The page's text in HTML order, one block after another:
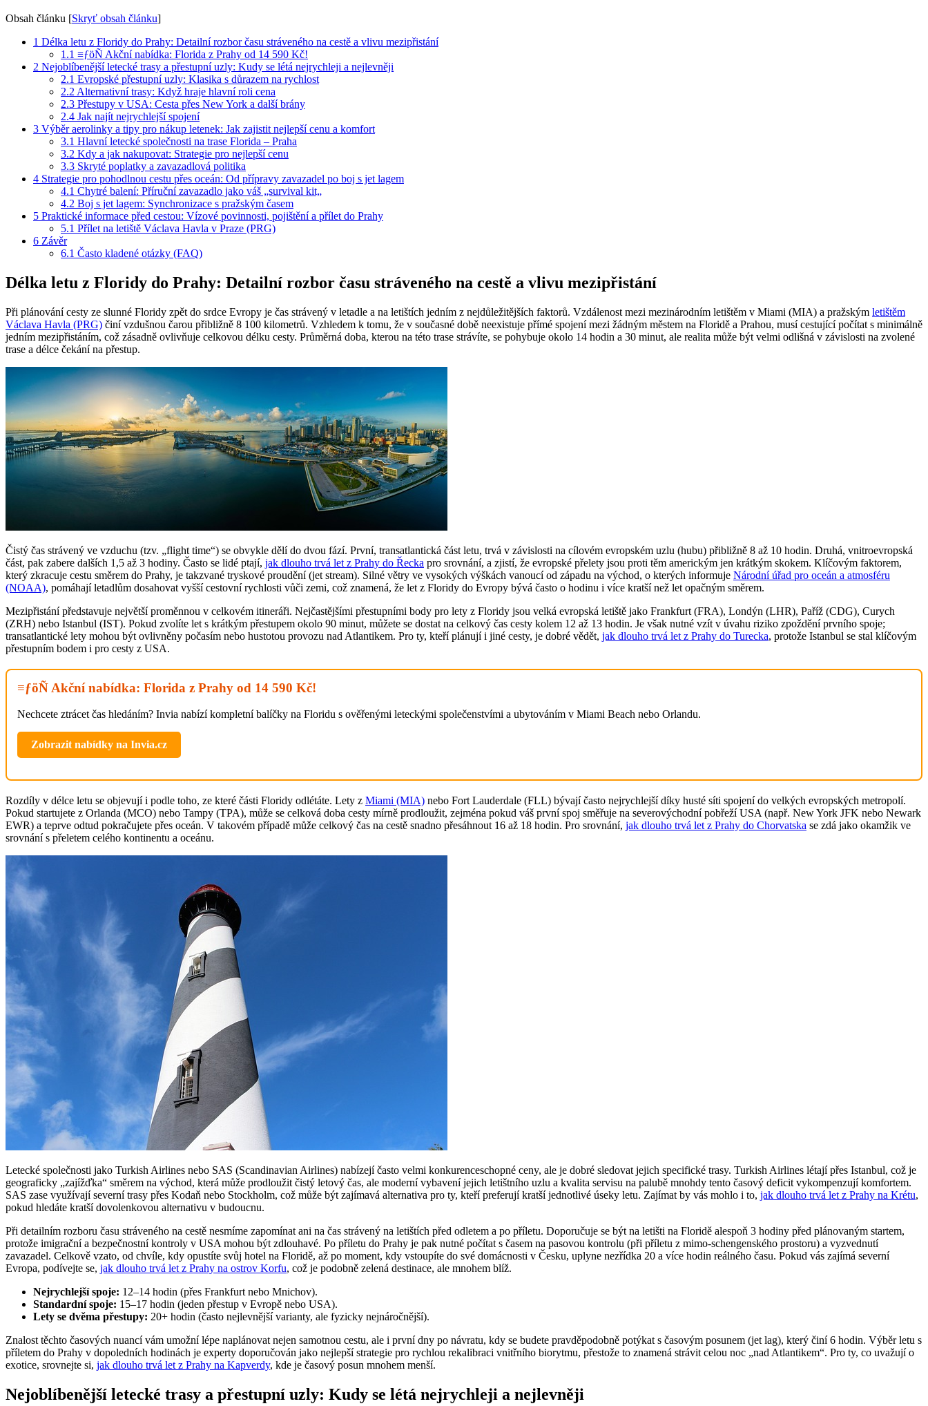
Obsah článku [Skryť obsah článku]
1 Délka letu z Floridy do Prahy: Detailní rozbor času stráveného na cestě a vlivu mezipřistání
1.1 ≡ƒöÑ Akční nabídka: Florida z Prahy od 14 590 Kč!
2 Nejoblíbenější letecké trasy a přestupní uzly: Kudy se létá nejrychleji a nejlevněji
2.1 Evropské přestupní uzly: Klasika s důrazem na rychlost
2.2 Alternativní trasy: Když hraje hlavní roli cena
2.3 Přestupy v USA: Cesta přes New York a další brány
2.4 Jak najít nejrychlejší spojení
3 Výběr aerolinky a tipy pro nákup letenek: Jak zajistit nejlepší cenu a komfort
3.1 Hlavní letecké společnosti na trase Florida – Praha
3.2 Kdy a jak nakupovat: Strategie pro nejlepší cenu
3.3 Skryté poplatky a zavazadlová politika
4 Strategie pro pohodlnou cestu přes oceán: Od přípravy zavazadel po boj s jet lagem
4.1 Chytré balení: Příruční zavazadlo jako váš „survival kit„
4.2 Boj s jet lagem: Synchronizace s pražským časem
5 Praktické informace před cestou: Vízové povinnosti, pojištění a přílet do Prahy
5.1 Přílet na letiště Václava Havla v Praze (PRG)
6 Závěr
6.1 Často kladené otázky (FAQ)
Délka letu z Floridy do Prahy: Detailní rozbor času stráveného na cestě a vlivu mezipřistání
Při plánování cesty ze slunné Floridy zpět do srdce Evropy je čas strávený v letadle a na letištích jedním z nejdůležitějších faktorů. Vzdálenost mezi mezinárodním letištěm v Miami (MIA) a pražským letištěm
Václava Havla (PRG) činí vzdušnou čarou přibližně 8 100 kilometrů. Vzhledem k tomu, že v současné době neexistuje přímé spojení mezi žádným městem na Floridě a Prahou, musí cestující počítat s minimálně
jedním mezipřistáním, což zásadně ovlivňuje celkovou délku cesty. Průměrná doba, kterou na této trase strávíte, se pohybuje okolo 14 hodin a 30 minut, ale realita může být velmi odlišná v závislosti na zvolené
trase a délce čekání na přestup.
Čistý čas strávený ve vzduchu (tzv. „flight time“) se obvykle dělí do dvou fází. První, transatlantická část letu, trvá v závislosti na cílovém evropském uzlu (hubu) přibližně 8 až 10 hodin. Druhá, vnitroevropská
část, pak zabere dalších 1,5 až 3 hodiny. Často se lidé ptají, jak dlouho trvá let z Prahy do Řecka pro srovnání, a zjistí, že evropské přelety jsou proti těm americkým jen krátkým skokem. Klíčovým faktorem,
který zkracuje cestu směrem do Prahy, je takzvané tryskové proudění (jet stream). Silné větry ve vysokých výškách vanoucí od západu na východ, o kterých informuje Národní úřad pro oceán a atmosféru
(NOAA), pomáhají letadlům dosahovat vyšší cestovní rychlosti vůči zemi, což znamená, že let z Floridy do Evropy bývá často o hodinu i více kratší než let opačným směrem.
Mezipřistání představuje největší proměnnou v celkovém itineráři. Nejčastějšími přestupními body pro lety z Floridy jsou velká evropská letiště jako Frankfurt (FRA), Londýn (LHR), Paříž (CDG), Curych
(ZRH) nebo Istanbul (IST). Pokud zvolíte let s krátkým přestupem okolo 90 minut, můžete se dostat na celkový čas cesty kolem 12 až 13 hodin. Je však nutné vzít v úvahu riziko zpoždění prvního spoje;
transatlantické lety mohou být ovlivněny počasím nebo hustotou provozu nad Atlantikem. Pro ty, kteří plánují i jiné cesty, je dobré vědět, jak dlouho trvá let z Prahy do Turecka, protože Istanbul se stal klíčovým
přestupním bodem i pro cesty z USA.
≡ƒöÑ Akční nabídka: Florida z Prahy od 14 590 Kč!
Nechcete ztrácet čas hledáním? Invia nabízí kompletní balíčky na Floridu s ověřenými leteckými společenstvími a ubytováním v Miami Beach nebo Orlandu.
Zobrazit nabídky na Invia.cz
Rozdíly v délce letu se objevují i podle toho, ze které části Floridy odlétáte. Lety z Miami (MIA) nebo Fort Lauderdale (FLL) bývají často nejrychlejší díky husté síti spojení do velkých evropských metropolí.
Pokud startujete z Orlanda (MCO) nebo Tampy (TPA), může se celková doba cesty mírně prodloužit, zejména pokud váš první spoj směřuje na severovýchodní pobřeží USA (např. New York JFK nebo Newark
EWR) a teprve odtud pokračujete přes oceán. V takovém případě může celkový čas na cestě snadno přesáhnout 16 až 18 hodin. Pro srovnání, jak dlouho trvá let z Prahy do Chorvatska se zdá jako okamžik ve
srovnání s přeletem celého kontinentu a oceánu.
Letecké společnosti jako Turkish Airlines nebo SAS (Scandinavian Airlines) nabízejí často velmi konkurenceschopné ceny, ale je dobré sledovat jejich specifické trasy. Turkish Airlines létají přes Istanbul, což je
geograficky „zajížďka“ směrem na východ, která může prodloužit čistý letový čas, ale moderní vybavení jejich letištního uzlu a kvalita servisu na palubě mnohdy tento časový deficit vykompenzují komfortem.
SAS zase využívají severní trasy přes Kodaň nebo Stockholm, což může být zajímavá alternativa pro ty, kteří preferují kratší jednotlivé úseky letu. Zajímat by vás mohlo i to, jak dlouho trvá let z Prahy na Krétu,
pokud hledáte kratší dovolenkovou alternativu v budoucnu.
Při detailním rozboru času stráveného na cestě nesmíme zapomínat ani na čas strávený na letištích před odletem a po příletu. Doporučuje se být na letišti na Floridě alespoň 3 hodiny před plánovaným startem,
protože imigrační a bezpečnostní kontroly v USA mohou být zdlouhavé. Po příletu do Prahy je pak nutné počítat s časem na pasovou kontrolu (při příletu z mimo-schengenského prostoru) a vyzvednutí
zavazadel. Celkově vzato, od chvíle, kdy opustíte svůj hotel na Floridě, až po moment, kdy vstoupíte do své domácnosti v Česku, uplyne nezřídka 20 a více hodin reálného času. Pokud vás zajímá severní
Evropa, podívejte se, jak dlouho trvá let z Prahy na ostrov Korfu, což je podobně zelená destinace, ale mnohem blíž.
Nejrychlejší spoje: 12–14 hodin (přes Frankfurt nebo Mnichov).
Standardní spoje: 15–17 hodin (jeden přestup v Evropě nebo USA).
Lety se dvěma přestupy: 20+ hodin (často nejlevnější varianty, ale fyzicky nejnáročnější).
Znalost těchto časových nuancí vám umožní lépe naplánovat nejen samotnou cestu, ale i první dny po návratu, kdy se budete pravděpodobně potýkat s časovým posunem (jet lag), který činí 6 hodin. Výběr letu s
příletem do Prahy v dopoledních hodinách je experty doporučován jako nejlepší strategie pro rychlou rekalibraci vnitřního biorytmu, přestože to znamená strávit celou noc „nad Atlantikem“. Pro ty, co uvažují o
exotice, srovnejte si, jak dlouho trvá let z Prahy na Kapverdy, kde je časový posun mnohem menší.
Nejoblíbenější letecké trasy a přestupní uzly: Kudy se létá nejrychleji a nejlevněji